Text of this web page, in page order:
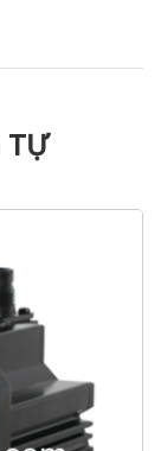
TỰ